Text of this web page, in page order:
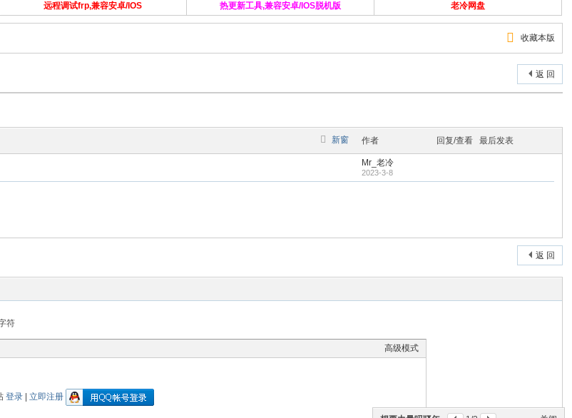
远程调试frp,兼容安卓/IOS 热更新工具,兼容安卓/IOS脱机版 老冷网盘
收藏本版
返 回
新窗 作者 回复/查看 最后发表
Mr_老冷
2023-3-8
返 回
符
高级模式
登录 |立即注册